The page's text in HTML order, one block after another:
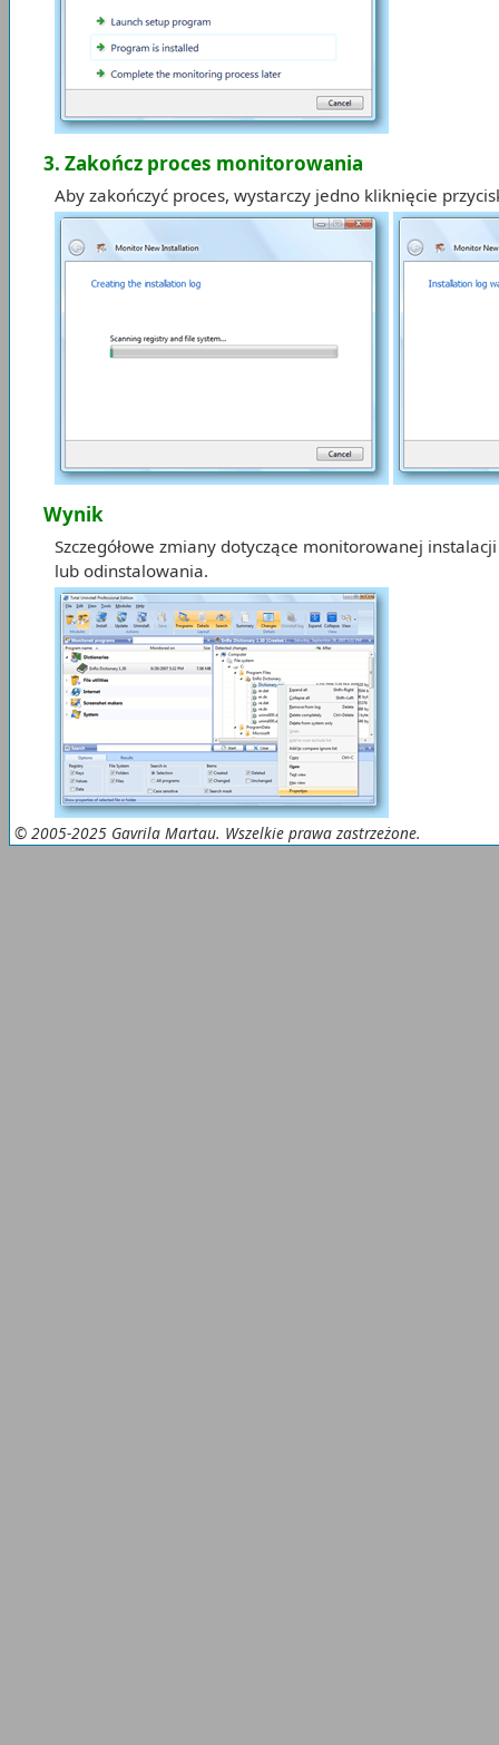
3. Zakończ proces monitorowania
Aby zakończyć proces, wystarczy jedno kliknięcie
Wynik
Szczegółowe zmiany dotyczące monitorowanej
lub odinstalowania.
© 2005-2025 Gavrila Martau. Wszelkie prawa zastrzeżone.